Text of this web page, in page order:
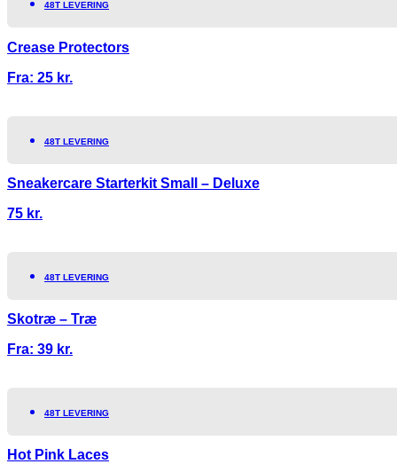
48T LEVERING
Crease Protectors
Fra: 25 kr.
48T LEVERING
Sneakercare Starterkit Small – Deluxe
75 kr.
48T LEVERING
Skotræ – Træ
Fra: 39 kr.
48T LEVERING
Hot Pink Laces